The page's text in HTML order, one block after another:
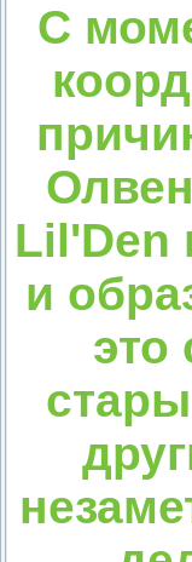
С
Lil'Den
и
это